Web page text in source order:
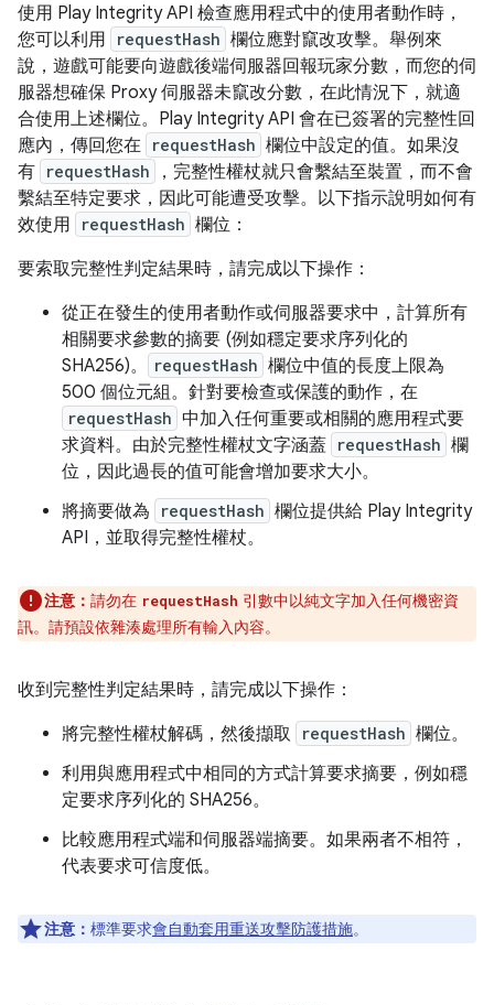
使用 Play Integrity API 檢查應用程式中的使用者動作時，
您可以利用
requestHash 欄位應對竄改攻擊。舉例來
說，遊戲可能要向遊戲後端伺服器回報玩家分數，而您的伺
服器想確保 Proxy 伺服器未竄改分數，在此情況下，就適
合使用上述欄位。Play Integrity API 會在已簽署的完整性回
應內，傳回您在 requestHash 欄位中設定的值。如果沒
有 requestHash
，完整性權杖就只會繫結至裝置，而不會
繫結至特定要求，因此可能遭受攻擊。以下指示說明如何有
效使用
requestHash 欄位：
要索取完整性判定結果時，請完成以下操作：
從正在發生的使用者動作或伺服器要求中，計算所有
相關要求參數的摘要 (例如穩定要求序列化的
SHA256)。
requestHash 欄位中值的長度上限為
500 個位元組。針對要檢查或保護的動作，在
requestHash 中加入任何重要或相關的應用程式要
求資料。由於完整性權杖文字涵蓋 requestHash 欄
位，因此過長的值可能會增加要求大小。
將摘要做為
requestHash 欄位提供給 Play Integrity
API，並取得完整性權杖。
注意： 請勿在 requestHash 引數中以純文字加入任何機密資
訊。請預設依雜湊處理所有輸入內容。
收到完整性判定結果時，請完成以下操作：
將完整性權杖解碼，然後擷取
requestHash 欄位。
利用與應用程式中相同的方式計算要求摘要，例如穩
定要求序列化的 SHA256。
比較應用程式端和伺服器端摘要。如果兩者不相符，
代表要求可信度低。
注意： 標準要求會自動套用重送攻擊防護措施。